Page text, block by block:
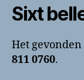
Sixt
Het
811 0760.